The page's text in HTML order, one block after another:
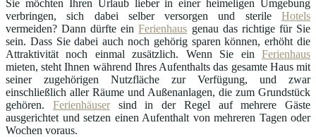
Sie möchten Ihren Urlaub lieber in einer heimeligen Umgebung
verbringen, sich dabei selber versorgen und sterile Hotels
vermeiden? Dann dürfte einFerienhaus genau das richtige für Sie
sein. Dass Sie dabei auch noch gehörig sparen können, erhöht die
Attraktivität noch einmal zusätzlich. Wenn Sie ein Ferienhaus
mieten, steht Ihnen während Ihres Aufenthalts das gesamte Haus mit
seiner zugehörigen Nutzfläche zur Verfügung, und zwar
einschließlich aller Räume und Außenanlagen, die zum Grundstück
gehören. Ferienhäusersind in der Regel auf mehrere Gäste
ausgerichtet und setzen einen Aufenthalt von mehreren Tagen oder
Wochen voraus.